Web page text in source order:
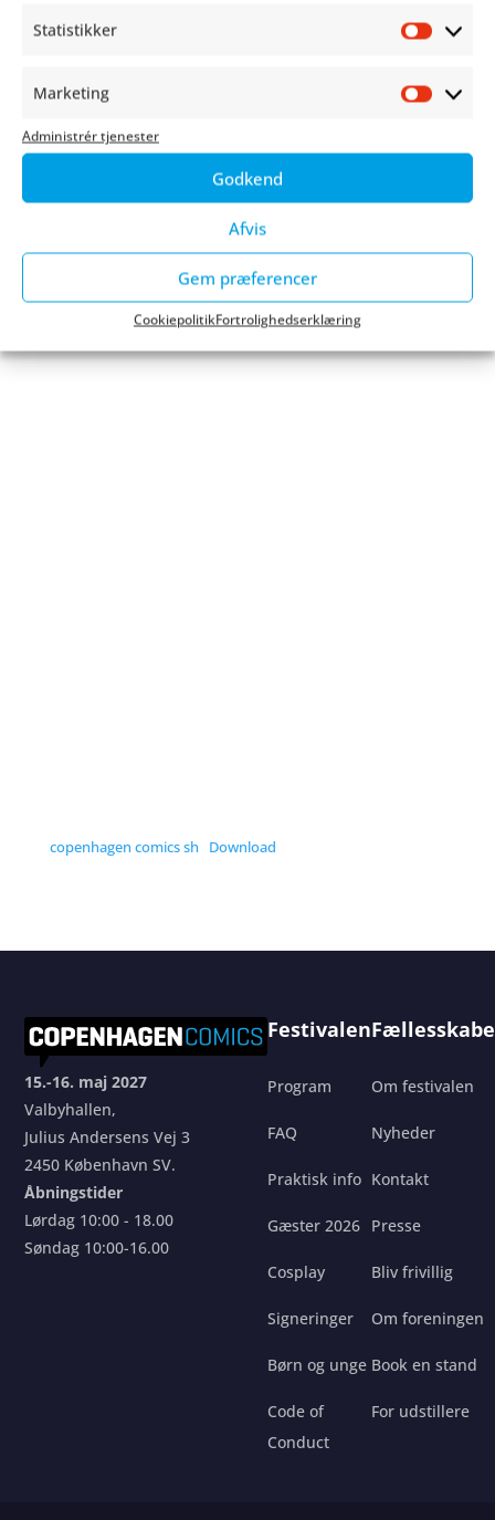
Statistikker
Marketing
Administrér tjenester
Godkend
Afvis
Gem præferencer
CookiepolitikFortrolighedserklæring
Floor manager og kasserer
Copenhagen Comics
copenhagen comics sh Download
15.-16. maj 2027
Valbyhallen,
Julius Andersens Vej 3
2450 København SV.
Åbningstider
Lørdag 10:00 - 18.00
Søndag 10:00-16.00
Festivalen
Program
FAQ
Praktisk info
Gæster 2026
Cosplay
Signeringer
Børn og unge
Code of
Conduct
Om festivalen
Nyheder
Kontakt
Presse
Bliv frivillig
Om foreningen
Book en stand
For udstillere